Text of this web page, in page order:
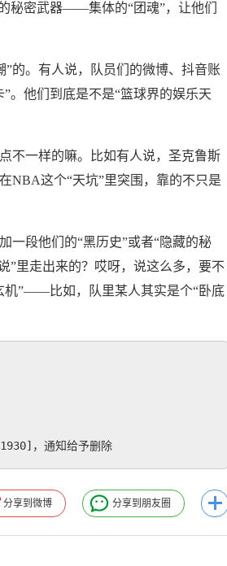
秘密武器——集体的“团魂”，让他们
的。有人说，队员们的微博、抖音账
。他们到底是不是“篮球界的娱乐天
不一样的嘛。比如有人说，圣克鲁斯
NBA这个“天坑”里突围，靠的不只是
一段他们的“黑历史”或者“隐藏的秘
”里走出来的？哎呀，说这么多，要不
机”——比如，队里某人其实是个“卧底
，通知给予删除
分享到微博 分享到朋友圈